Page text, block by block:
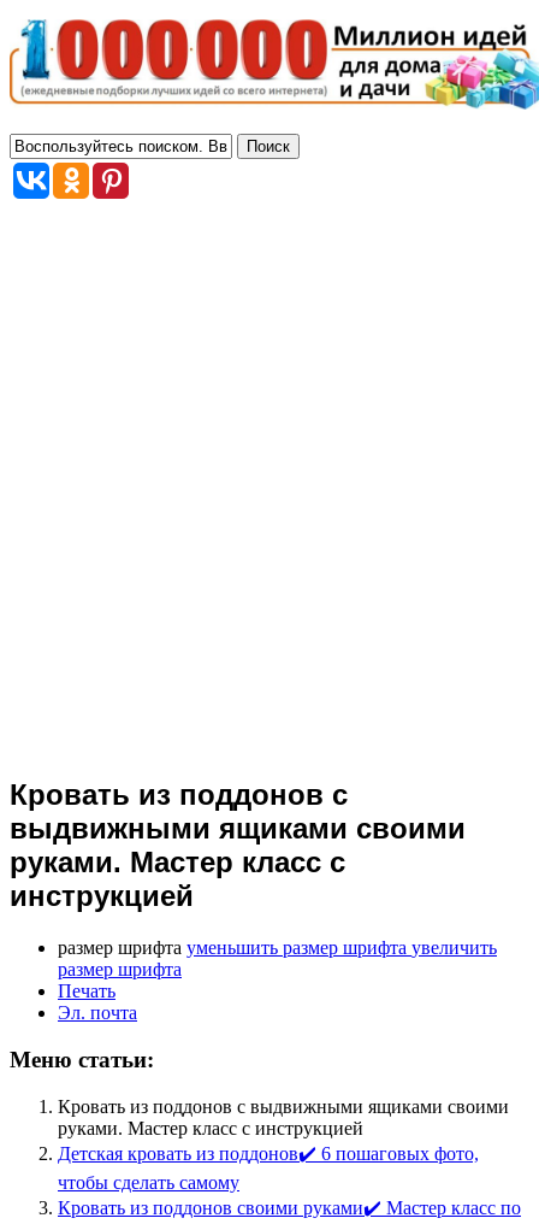
Кровать из поддонов с
выдвижными ящиками своими
руками. Мастер класс с
инструкцией
размер шрифта уменьшить размер шрифта увеличить
размер шрифта
Печать
Эл. почта
Меню статьи:
Кровать из поддонов с выдвижными ящиками своими
руками. Мастер класс с инструкцией
Детская кровать из поддонов✔️ 6 пошаговых фото,
чтобы сделать самому
Кровать из поддонов своими руками✔️ Мастер класс по